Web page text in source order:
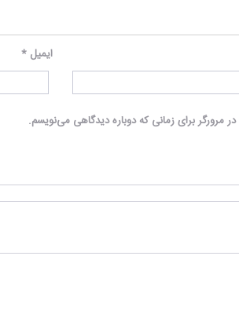
ایمیل*
مرورگر برای زمانی که دوباره دیدگاهی می‌نویسم.